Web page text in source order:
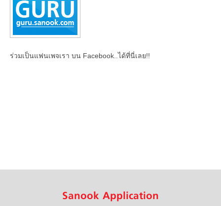
ร่วมเป็นแฟนเพจเรา บน Facebook..ได้ที่นี่เลย!!
Sanook Application